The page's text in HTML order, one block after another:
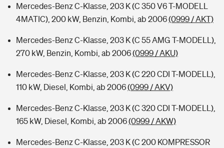
Mercedes-Benz C-Klasse, 203 K (C 350 V6 T-MODELL
4MATIC), 200 kW, Benzin, Kombi, ab 2006(0999 / AKT)
Mercedes-Benz C-Klasse, 203 K (C 55 AMG T-MODELL),
270 kW, Benzin, Kombi, ab 2006(0999 / AKU)
Mercedes-Benz C-Klasse, 203 K (C 220 CDI T-MODELL),
110 kW, Diesel, Kombi, ab 2006(0999 / AKV)
Mercedes-Benz C-Klasse, 203 K (C 320 CDI T-MODELL),
165 kW, Diesel, Kombi, ab 2006(0999 / AKW)
Mercedes-Benz C-Klasse, 203 K (C 200 KOMPRESSOR